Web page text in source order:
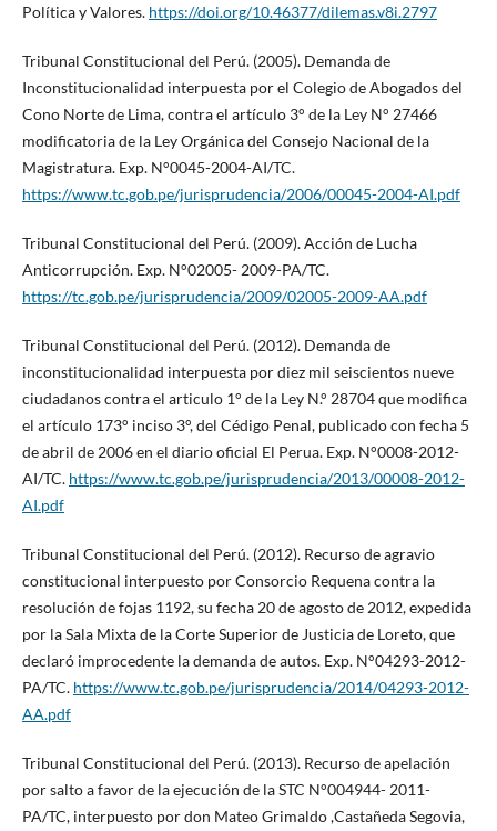
Política y Valores. https://doi.org/10.46377/dilemas.v8i.2797
Tribunal Constitucional del Perú. (2005). Demanda de
Inconstitucionalidad interpuesta por el Colegio de Abogados del
Cono Norte de Lima, contra el artículo 3° de la Ley N° 27466
modificatoria de la Ley Orgánica del Consejo Nacional de la
Magistratura. Exp. N°0045-2004-AI/TC.
https://www.tc.gob.pe/jurisprudencia/2006/00045-2004-AI.pdf
Tribunal Constitucional del Perú. (2009). Acción de Lucha
Anticorrupción. Exp. N°02005- 2009-PA/TC.
https://tc.gob.pe/jurisprudencia/2009/02005-2009-AA.pdf
Tribunal Constitucional del Perú. (2012). Demanda de
inconstitucionalidad interpuesta por diez mil seiscientos nueve
ciudadanos contra el articulo 1° de la Ley N.° 28704 que modifica
el artículo 173° inciso 3°, del Cédigo Penal, publicado con fecha 5
de abril de 2006 en el diario oficial El Perua. Exp. N°0008-2012-
AI/TC. https://www.tc.gob.pe/jurisprudencia/2013/00008-2012-
AI.pdf
Tribunal Constitucional del Perú. (2012). Recurso de agravio
constitucional interpuesto por Consorcio Requena contra la
resolución de fojas 1192, su fecha 20 de agosto de 2012, expedida
por la Sala Mixta de la Corte Superior de Justicia de Loreto, que
declaró improcedente la demanda de autos. Exp. N°04293-2012-
PA/TC. https://www.tc.gob.pe/jurisprudencia/2014/04293-2012-
AA.pdf
Tribunal Constitucional del Perú. (2013). Recurso de apelación
por salto a favor de la ejecución de la STC N°004944- 2011-
PA/TC, interpuesto por don Mateo Grimaldo ,Castañeda Segovia,